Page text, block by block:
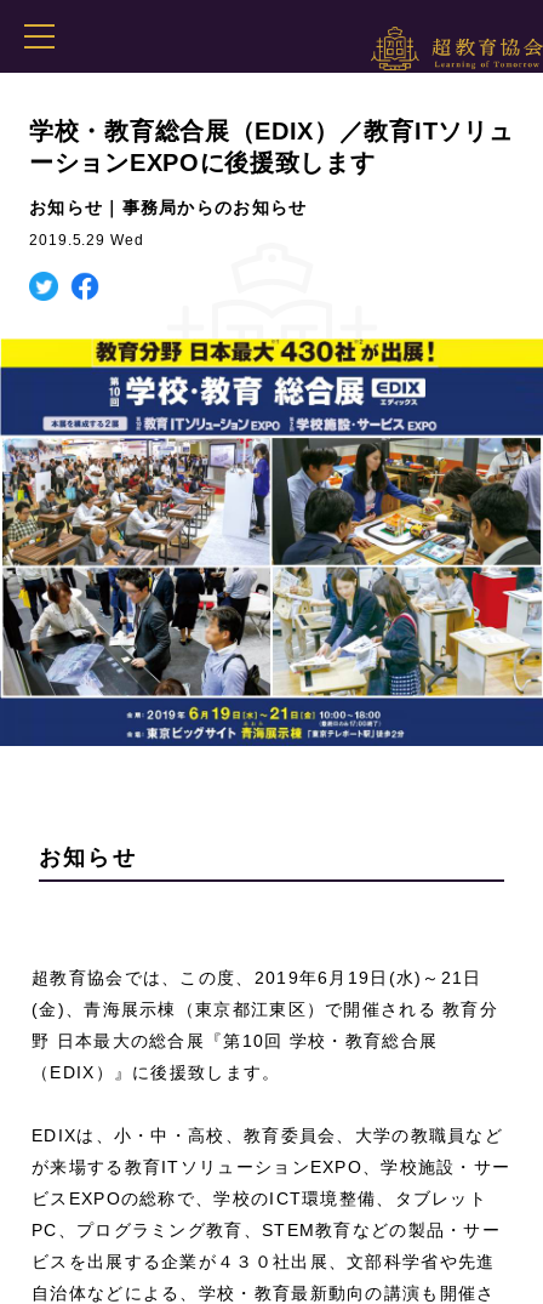
学校・教育総合展（EDIX）／教育ITソリュ
ーションEXPOに後援致します
お知らせ｜事務局からのお知らせ
2019.5.29 Wed
お知らせ
超教育協会では、この度、2019年6月19日(水)～21日
(金)、青海展示棟（東京都江東区）で開催される 教育分
野 日本最大の総合展『第10回 学校・教育総合展
（EDIX）』に後援致します。
EDIXは、小・中・高校、教育委員会、大学の教職員など
が来場する教育ITソリューションEXPO、学校施設・サー
ビスEXPOの総称で、学校のICT環境整備、タブレット
PC、プログラミング教育、STEM教育などの製品・サー
ビスを出展する企業が４３０社出展、文部科学省や先進
自治体などによる、学校・教育最新動向の講演も開催さ